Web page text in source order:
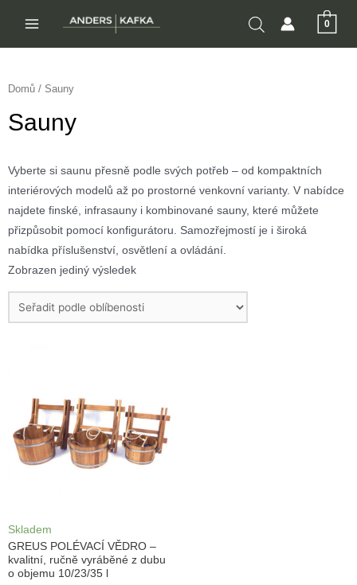
obsah
0
Domů / Sauny
Sauny
Vyberte si saunu přesně podle svých potřeb – od kompaktních
interiérových modelů až po prostorné venkovní varianty. V nabídce
najdete finské, infrasauny i kombinované sauny, které můžete
přizpůsobit pomocí konfigurátoru. Samozřejmostí je i široká
nabídka příslušenství, osvětlení a ovládání.
Zobrazen jediný výsledek
Skladem
GREUS POLÉVACÍ VĚDRO –
kvalitní, ručně vyráběné z dubu
o objemu 10/23/35 l